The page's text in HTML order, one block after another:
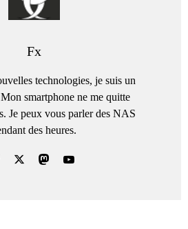
Fx
technologies, je suis un
smartphone ne me quitte
Je peux vous parler des NAS
des heures.